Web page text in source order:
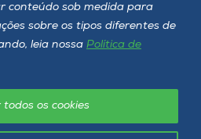
conteúdo sob medida para
sobre os tipos diferentes de
leia nossa Política de
os cookies